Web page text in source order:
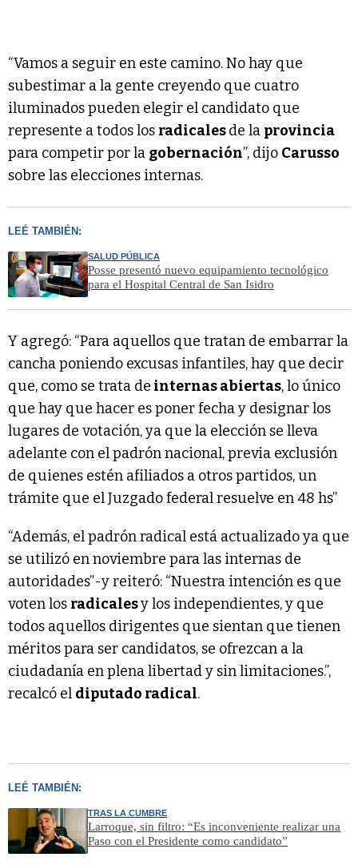
“Vamos a seguir en este camino. No hay que
subestimar a la gente creyendo que cuatro
iluminados pueden elegir el candidato que
represente a todos los radicalesde la provincia
para competir por la gobernación”, dijo Carusso
sobre las elecciones internas.
LEÉ TAMBIÉN:
SALUD PÚBLICA
Posse presentó nuevo equipamiento tecnológico
para el Hospital Central de San Isidro
Y agregó: “Para aquellos que tratan de embarrar la
cancha poniendo excusas infantiles, hay que decir
que, como se trata de internas abiertas, lo único
que hay que hacer es poner fecha y designar los
lugares de votación, ya que la elección se lleva
adelante con el padrón nacional, previa exclusión
de quienes estén afiliados a otros partidos, un
trámite que el Juzgado federal resuelve en 48 hs”
“Además, el padrón radical está actualizado ya que
se utilizó en noviembre para las internas de
autoridades”-y reiteró: “Nuestra intención es que
voten los radicalesy los independientes, y que
todos aquellos dirigentes que sientan que tienen
méritos para ser candidatos, se ofrezcan a la
ciudadanía en plena libertad y sin limitaciones.”,
recalcó el diputado radical.
LEÉ TAMBIÉN:
TRAS LA CUMBRE
Larroque, sin filtro: “Es inconveniente realizar una
Paso con el Presidente como candidato”